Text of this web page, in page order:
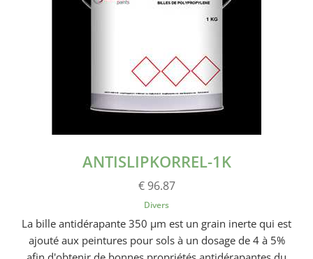
ANTISLIPKORREL-1K
€ 96.87
Divers
La bille antidérapante 350 µm est un grain inerte qui est
ajouté aux peintures pour sols à un dosage de 4 à 5%